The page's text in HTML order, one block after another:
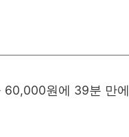
원에 39분 만에